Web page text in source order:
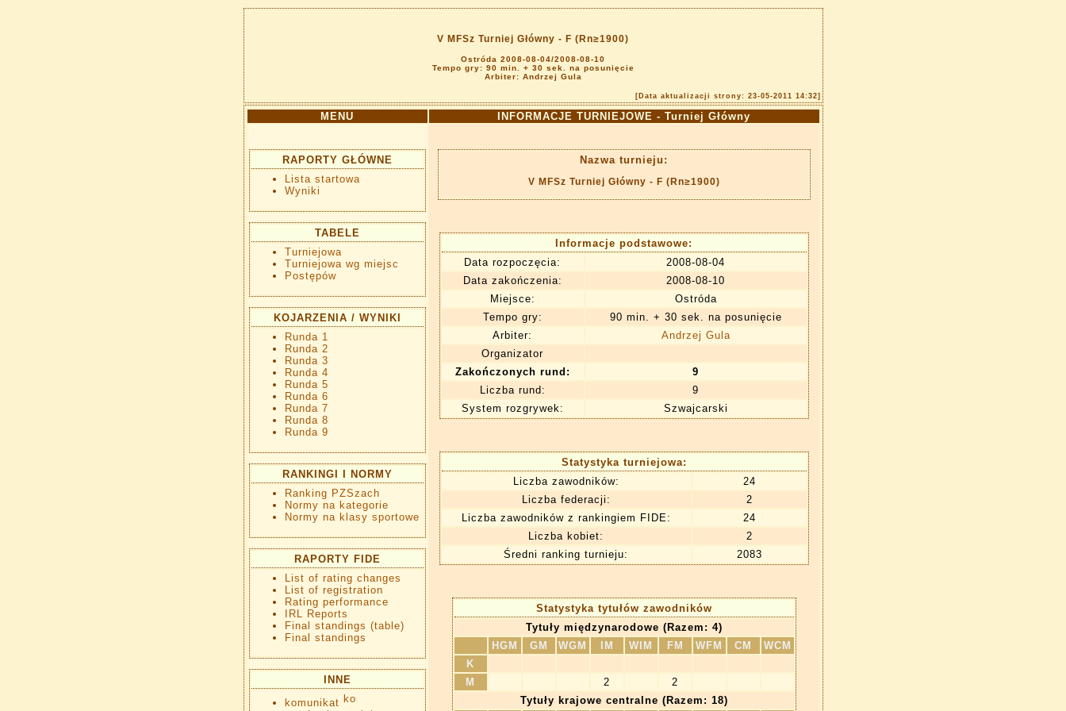
V MFSz Turniej Główny - F (Rn≥1900)
Ostróda 2008-08-04/2008-08-10
Tempo gry: 90 min. + 30 sek. na posunięcie
Arbiter: Andrzej Gula
[Data aktualizacji strony: 23-05-2011 14:32]
MENU INFORMACJE TURNIEJOWE - Turniej Główny
RAPORTY GŁÓWNE
Lista startowa
Wyniki
TABELE
Turniejowa
Turniejowa wg miejsc
Postępów
KOJARZENIA / WYNIKI
Runda 1
Runda 2
Runda 3
Runda 4
Runda 5
Runda 6
Runda 7
Runda 8
Runda 9
RANKINGI I NORMY
Ranking PZSzach
Normy na kategorie
Normy na klasy sportowe
RAPORTY FIDE
List of rating changes
List of registration
Rating performance
IRL Reports
Final standings (table)
Final standings
INNE
komunikat
Nazwa turnieju:
V MFSz Turniej Główny - F (Rn≥1900)
Informacje podstawowe:
Data rozpoczęcia:
2008-08-04
Data zakończenia:
2008-08-10
Miejsce:
Ostróda
Tempo gry:
90 min. + 30 sek. na posunięcie
Arbiter:
Andrzej Gula
Organizator
Zakończonych rund:
9
Liczba rund:
9
System rozgrywek:
Szwajcarski
Statystyka turniejowa:
Liczba zawodników:
24
Liczba federacji:
2
Liczba zawodników z rankingiem FIDE:
24
Liczba kobiet:
2
Średni ranking turnieju:
2083
Statystyka tytułów zawodników
Tytuły międzynarodowe (Razem: 4)
HGM
GM WGM IM WIM FM WFM CM
WCM
K
M
2
2
Tytuły krajowe centralne (Razem: 18)